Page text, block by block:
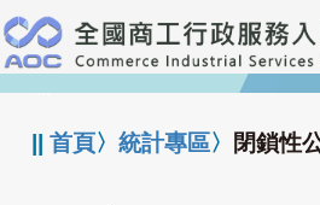
跳
到
主
要
:::
||首頁〉統計專區〉 閉鎖性